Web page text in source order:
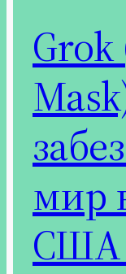
мир
США